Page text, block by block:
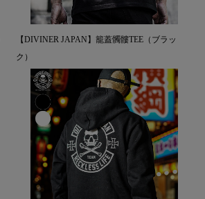
【DIVINER JAPAN】籠蓋髑髏TEE（ブラッ
ク）